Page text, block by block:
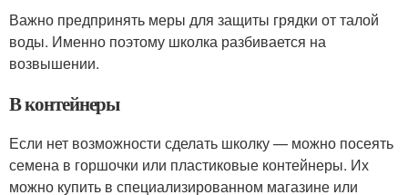
Важно предпринять меры для защиты грядки от талой
воды. Именно поэтому школка разбивается на
возвышении.
В контейнеры
Если нет возможности сделать школку — можно посеять
семена в горшочки или пластиковые контейнеры. Их
можно купить в специализированном магазине или